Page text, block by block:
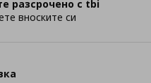
разсрочено с tbi
вноските си